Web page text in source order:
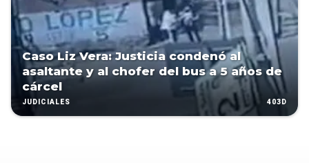
Caso Liz Vera: Justicia condenó al
asaltante y al chofer del bus a 5 años de
cárcel
JUDICIALES 403D